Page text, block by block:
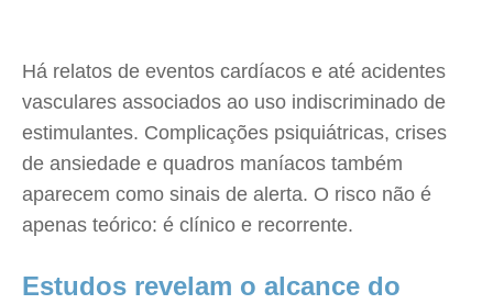
Há relatos de eventos cardíacos e até acidentes
vasculares associados ao uso indiscriminado de
estimulantes. Complicações psiquiátricas, crises
de ansiedade e quadros maníacos também
aparecem como sinais de alerta. O risco não é
apenas teórico: é clínico e recorrente.
Estudos revelam o alcance do